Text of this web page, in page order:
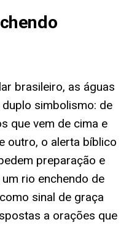
brasileiro, as águas
simbolismo: de
que vem de cima e
outro, o alerta bíblico
preparação e
rio enchendo de
sinal de graça
a orações que